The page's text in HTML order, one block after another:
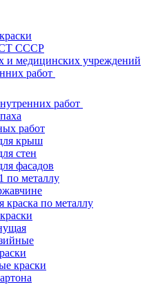
СССР
и медицинских учреждений
работ
работ
работ
крыш
стен
фасадов
по металлу
краска по металлу
краски